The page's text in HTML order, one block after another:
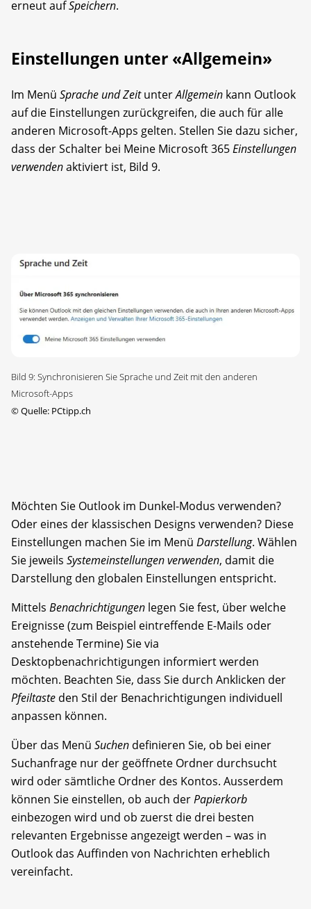
erneut aufSpeichern.
Einstellungen unter «Allgemein»
Im Menü Sprache und ZeitunterAllgemein kann Outlook
auf die Einstellungen zurückgreifen, die auch für alle
anderen Microsoft-Apps gelten. Stellen Sie dazu sicher,
dass der Schalter bei Meine Microsoft 365Einstellungen
verwendenaktiviert ist, Bild 9.
Bild 9: Synchronisieren Sie Sprache und Zeit mit den anderen
Microsoft-Apps
©Quelle: PCtipp.ch
Möchten Sie Outlook im Dunkel-Modus verwenden?
Oder eines der klassischen Designs verwenden? Diese
Einstellungen machen Sie im Menü Darstellung. Wählen
Sie jeweils Systemeinstellungenverwenden, damit die
Darstellung den globalen Einstellungen entspricht.
Mittels Benachrichtigungen legen Sie fest, über welche
Ereignisse (zum Beispiel eintreffende E-Mails oder
anstehende Termine) Sie via
Desktopbenachrichtigungen informiert werden
möchten. Beachten Sie, dass Sie durch Anklicken der
Pfeiltaste den Stil der Benachrichtigungen individuell
anpassen können.
Über das Menü Suchen definieren Sie, ob bei einer
Suchanfrage nur der geöffnete Ordner durchsucht
wird oder sämtliche Ordner des Kontos. Ausserdem
können Sie einstellen, ob auch derPapierkorb
einbezogen wird und ob zuerst die drei besten
relevanten Ergebnisse angezeigt werden – was in
Outlook das Auffinden von Nachrichten erheblich
vereinfacht.